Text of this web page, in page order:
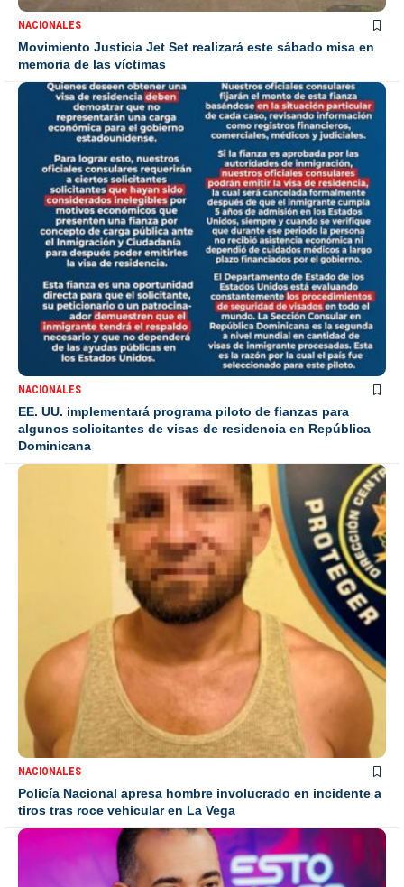
NACIONALES
Movimiento Justicia Jet Set realizará este sábado misa en
memoria de las víctimas
NACIONALES
EE. UU. implementará programa piloto de fianzas para
algunos solicitantes de visas de residencia en República
Dominicana
NACIONALES
Policía Nacional apresa hombre involucrado en incidente a
tiros tras roce vehicular en La Vega